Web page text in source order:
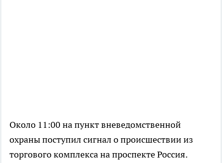
Около 11:00 на пункт вневедомственной
охраны поступил сигнал о происшествии из
торгового комплекса на проспекте Россия.